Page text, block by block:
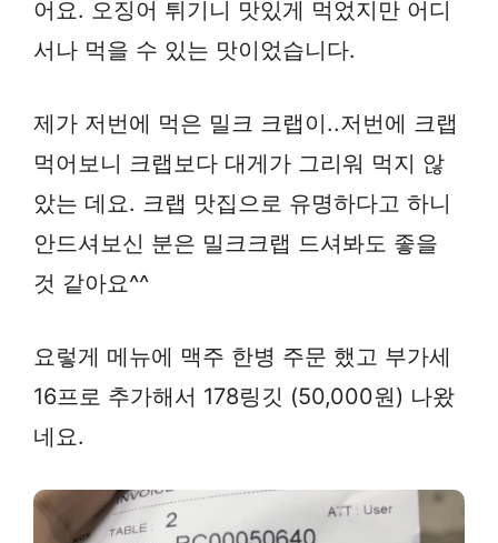
어요. 오징어 튀기니 맛있게 먹었지만 어디
서나 먹을 수 있는 맛이었습니다.
제가 저번에 먹은 밀크 크랩이..저번에 크랩
먹어보니 크랩보다 대게가 그리워 먹지 않
았는 데요. 크랩 맛집으로 유명하다고 하니
안드셔보신 분은 밀크크랩 드셔봐도 좋을
것 같아요^^
요렇게 메뉴에 맥주 한병 주문 했고 부가세
16프로 추가해서 178링깃 (50,000원) 나왔
네요.